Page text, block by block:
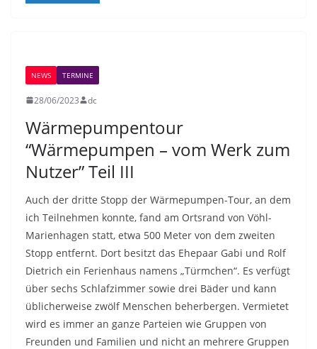
NEWS TERMINE
28/06/2023 dc
Wärmepumpentour
“Wärmepumpen – vom Werk zum
Nutzer” Teil III
Auch der dritte Stopp der Wärmepumpen-Tour, an dem
ich Teilnehmen konnte, fand am Ortsrand von Vöhl-
Marienhagen statt, etwa 500 Meter von dem zweiten
Stopp entfernt. Dort besitzt das Ehepaar Gabi und Rolf
Dietrich ein Ferienhaus namens „Türmchen“. Es verfügt
über sechs Schlafzimmer sowie drei Bäder und kann
üblicherweise zwölf Menschen beherbergen. Vermietet
wird es immer an ganze Parteien wie Gruppen von
Freunden und Familien und nicht an mehrere Gruppen